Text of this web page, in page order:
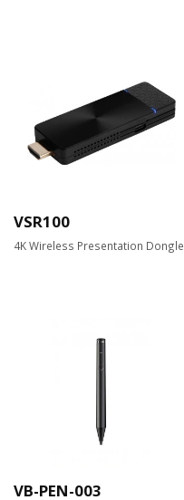
VSR100
4K Wireless Presentation Dongle
VB-PEN-003